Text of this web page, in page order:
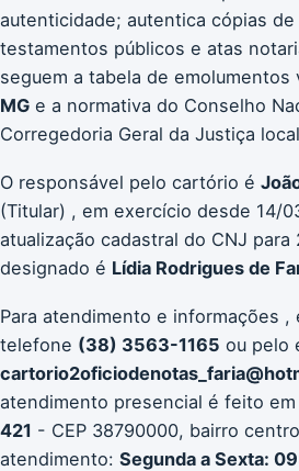
autenticidade; autentica cópias
testamentos públicos e atas
seguem a tabela de
MG e a normativa do Conselho
Corregedoria Geral da Justiça
O responsável pelo cartório é
(Titular) , em exercício desde 14/
atualização cadastral do CNJ
designado é Lídia Rodrigues de
Para atendimento e informações
telefone (38) 3563-1165 ou pelo
atendimento presencial é feito em
421 - CEP 38790000, bairro
atendimento: Segunda a Sexta: